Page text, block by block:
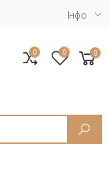
Iнфо
0 0 0